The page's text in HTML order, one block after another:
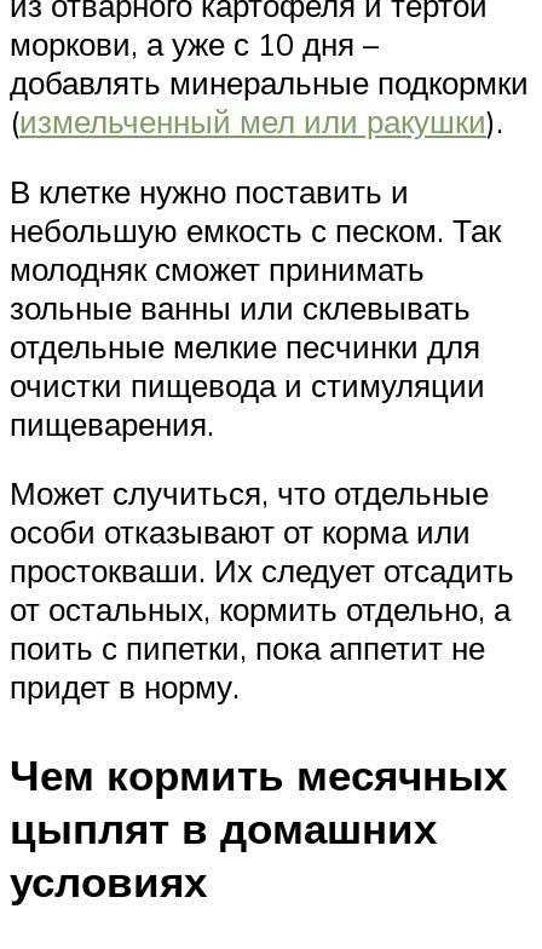
моркови, а уже с 10 дня –
добавлять минеральные подкормки
(измельченный мел или ракушки).
В клетке нужно поставить и
небольшую емкость с песком. Так
молодняк сможет принимать
зольные ванны или склевывать
отдельные мелкие песчинки для
очистки пищевода и стимуляции
пищеварения.
Может случиться, что отдельные
особи отказывают от корма или
простокваши. Их следует отсадить
от остальных, кормить отдельно, а
поить с пипетки, пока аппетит не
придет в норму.
Чем кормить месячных
цыплят в домашних
условиях